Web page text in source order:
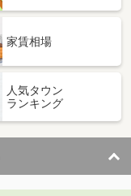
家賃相場
人気タウン
ランキング